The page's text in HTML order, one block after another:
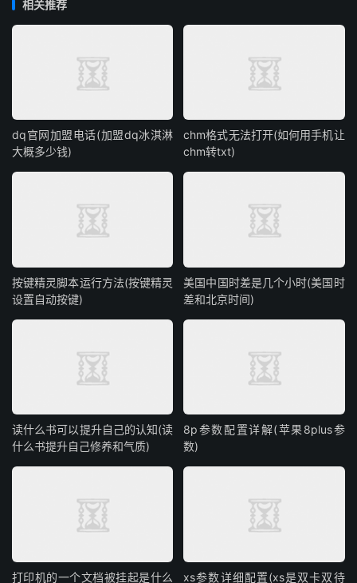
相关推荐
dq官网加盟电话(加盟dq冰淇淋
大概多少钱)
chm格式无法打开(如何用手机让
chm转txt)
按键精灵脚本运行方法(按键精灵
设置自动按键)
美国中国时差是几个小时(美国时
差和北京时间)
读什么书可以提升自己的认知(读
什么书提升自己修养和气质)
8p参数配置详解(苹果8plus参
数)
打印机的一个文档被挂起是什么 xs参数详细配置(xs是双卡双待